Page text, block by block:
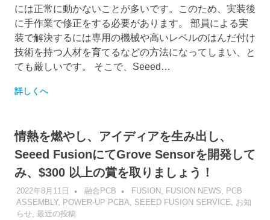
には正常に動かないことが多いです。このため、実装後
に手作業で修正をする必要があります。 部員による実
装で解決するには専用の機械や高いレベルのはんだ付け
技術を持つ人材を育てるなどの方法になってしまい、と
ても厳しいです。 そこで、Seeed…
詳しくへ
情熱を燃やし、アイディアを生み出し、
Seeed FusionにてGrove Sensorを開発して
み、$300 以上の賞を取りましょう！
2022年8月11日 融合PCB FUSION , FUSION NEWS, PCB
ASSEMBLY, POWER-UP PCBA, SEEED FUSION SERVICE, お知
らせ, 最近の投稿